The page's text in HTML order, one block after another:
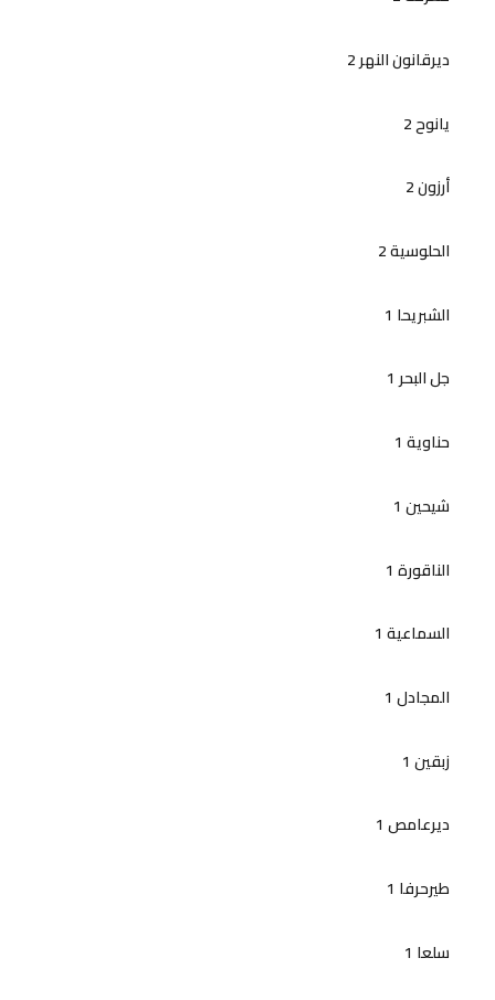
ديرقانون النهر 2
يانوح 2
أرزون 2
الحلوسية 2
الشبريحا 1
جل البحر 1
حناوية 1
شيحين 1
الناقورة 1
السماعية 1
المجادل 1
زبقين 1
ديرعامص 1
طيرحرفا 1
سلعا 1